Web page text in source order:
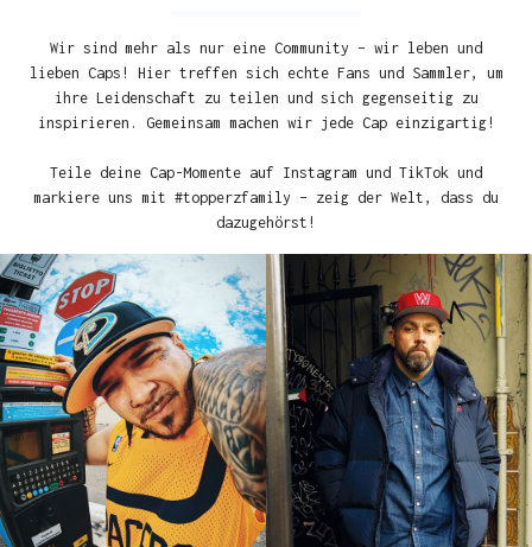
Wir sind mehr als nur eine Community – wir leben und
lieben Caps! Hier treffen sich echte Fans und Sammler, um
ihre Leidenschaft zu teilen und sich gegenseitig zu
inspirieren. Gemeinsam machen wir jede Cap einzigartig!
Teile deine Cap-Momente auf Instagram und TikTok und
markiere uns mit #topperzfamily – zeig der Welt, dass du
dazugehörst!